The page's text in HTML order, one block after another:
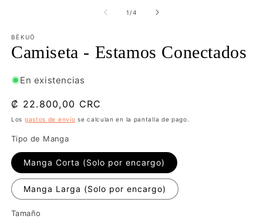
ventana
1 /de
4
BËKUÖ
Camiseta - Estamos Conectados
En existencias
Precio
habitual
₡ 22.800,00 CRC
Los gastos de envío se calculan en la pantalla de pago.
Tipo de Manga
Manga Corta (Solo por encargo)
Manga Larga (Solo por encargo)
Tamaño